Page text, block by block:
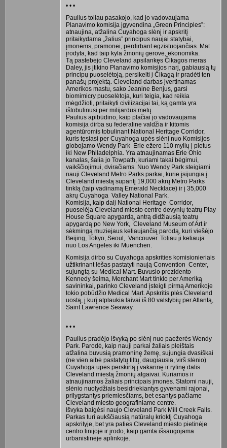
• • •
Paulius toliau pasakojo, kad jo vadovaujama
Planavimo komisija įgyvendina „Green Principles”:
atnaujina, atžalina Cuyahoga slėnį ir apskritį
pritaikydama „žalius” principus naujai statybai,
įmonėms, pramonei, perdirbant egzistuojančias. Mat
įrodyta, kad taip kyla žmonių gerovė, ekonomika.
Tą pastebėjo Cleveland apsilankęs Čikagos meras
Daley, jis įtikino Planavimo komisijos narį, gabiausią tų
principų puoselėtoją, persikelti į Čikagą ir pradėti ten
panašų projektą. Cleveland darbas įvertinamas
Amerikos mastu, sako Jeanine Benjus, garsi
biomimicry puoselėtoja, kuri teigia, kad reikia
mėgdžioti, pritaikyti civilizacijai tai, ką gamta yra
ištobulinusi per milijardus metų.
Paulius apibūdino, kaip plačiai jo vadovaujama
komisija dirba su federaline valdžia ir kitomis
agentūromis tobulinant National Heritage Corridor,
kuris tęsiasi per Cuyahoga upės slėnį nuo Komisijos
globojamo Wendy Park Erie ežero 110 mylių į pietus
iki New Philadelphia. Yra atnaujinamas Erie Ohio
kanalas, šalia jo Towpath, kuriami takai bėgimui,
vaikščiojimui, dviračiams. Nuo Wendy Park steigiami
nauji Cleveland Metro Parks parkai, kurie įsijungia į
Cleveland miestą supantį 19,000 akrų Metro Parks
tinklą (taip vadinamą Emerald Necklace) ir į 35,000
akrų Cuyahoga Valley National Park.
Komisija, kaip dalį National Heritage Corridor,
puoselėja Cleveland miesto centre devynių teatrų Play
House Square apygardą, antrą didžiausią teatrų
apygardą po New York, Cleveland Museum of Art ir
sėkmingą muziejaus keliaujančią parodą, kuri viešėjo
Beijing, Tokyo, Seoul, Vancouver. Toliau ji keliauja
nuo Los Angeles iki Muenchen.
Komisija dirbo su Cuyahoga apskrities komisionieriais
užtikrinant lėšas pastatyti naują Convention Center,
sujungtą su Medical Mart. Buvusio prezidento
Kennedy šeima, Merchant Mart tinklo per Ameriką
savininkai, parinko Cleveland įsteigti pirmą Amerikoje
tokio pobūdžio Medical Mart. Apskritis plės Cleveland
uostą, į kurį atplaukia laivai iš 80 valstybių per Atlantą,
Saint Lawrence Seaway.
• • •
Paulius pradėjo išvyką po slėnį nuo paežerės Wendy
Park. Parodė, kaip nauji parkai žaliais pleištais
atžalina buvusią pramoninę žemę, sujungia dvasiškai
(ne vien aibė pastatytų tiltų, daugiausia, virš slėnio)
Cuyahoga upės perskirtą į vakarinę ir rytinę dalis
Cleveland miestą žmonių atgaivai. Kuriamos ir
atnaujinamos žaliais principais įmonės. Statomi nauji,
slėnio nuolydžiais besidriekiantys gyvenami rajonai,
prilygstantys priemiesčiams, bet esantys pačiame
Cleveland miesto geografiniame centre.
Išvyka baigėsi naujo Cleveland Park Mill Creek Falls.
Parkas turi aukščiausią natūralų krioklį Cuyahoga
apskrityje, bet yra paties Cleveland miesto pietinėje
centro linijoje ir įrodo, kaip gamta išsaugojama
urbanistinėje aplinkoje.